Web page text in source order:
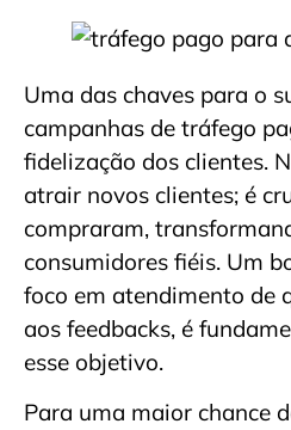
Uma das chaves para o
campanhas de tráfego
fidelização dos clientes.
atrair novos clientes; é
compraram,
consumidores fiéis. Um
foco em atendimento de
aos feedbacks, é
esse objetivo.
Para uma maior chance